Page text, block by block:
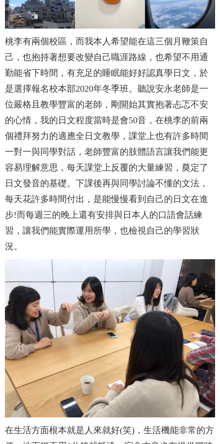
桃李有兩個校區，而我本人希望能在這三個月鞭策自
己，也抱持著想要改變自己職涯路線，也希望不用通
勤能省下時間，有充足的睡眠能好好認真學日文，於
是選擇報名校本部2020年冬季班。聽說安永老師是一
位嚴格且教學豐富的老師，剛開始其實抱著忐忑不安
的心情，我的日文程度當時是會50音，在桃李的前兩
個禮拜努力的適應全日文教學，課堂上也有許多時間
一對一與同學對話，老師豐富的肢體語言讓我們能更
容易理解意思，每天課堂上反覆的大量練習，奠定了
日文發音的基礎。下課後再與同學討論不懂的文法，
每天花許多時間付出，是能慢慢看到自己的日文在進
步!而每週三的晚上還有安排與日本人的口語會話練
習，讓我們能實際運用所學，也檢視自己的學習狀
況。
在生活方面根本就是人來就好(笑)，生活機能非常的方